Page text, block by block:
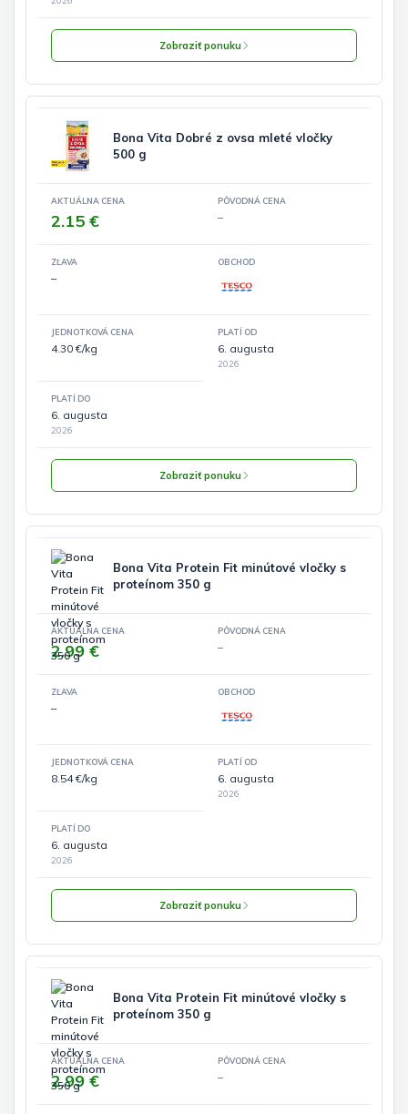
Zobraziť ponuku
Bona Vita Dobré z ovsa mleté vločky
500 g
AKTUÁLNA CENA
2.15 €
PÔVODNÁ CENA
–
ZĽAVA
–
OBCHOD
JEDNOTKOVÁ CENA
4.30 €/kg
PLATÍ OD
6. augusta
2026
PLATÍ DO
6. augusta
2026
Zobraziť ponuku
Bona Vita Protein Fit minútové vločky s
proteínom 350 g
AKTUÁLNA CENA
2.99 €
PÔVODNÁ CENA
–
ZĽAVA
–
OBCHOD
JEDNOTKOVÁ CENA
8.54 €/kg
PLATÍ OD
6. augusta
2026
PLATÍ DO
6. augusta
2026
Zobraziť ponuku
Bona Vita Protein Fit minútové vločky s
proteínom 350 g
AKTUÁLNA CENA
2.99 €
PÔVODNÁ CENA
–